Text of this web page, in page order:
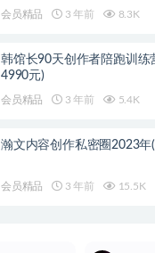
会员精品 3 年前 8.3K
韩馆长90天创作者陪跑训练
4990元)
会员精品 3 年前 5.4K
瀚文内容创作私密圈2023年
会员精品 3 年前 15.5K